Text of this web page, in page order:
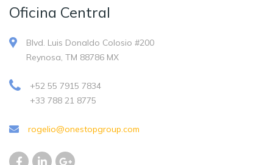
Oficina Central
Blvd. Luis Donaldo Colosio #200
Reynosa, TM 88786 MX
+52 55 7915 7834
+33 788 21 8775
rogelio@onestopgroup.com